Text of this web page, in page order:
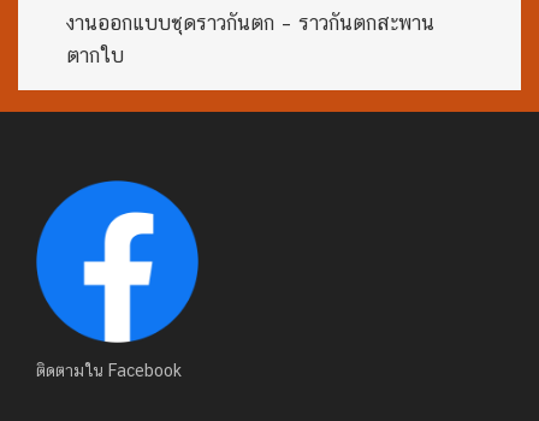
งานออกแบบชุดราวกันตก – ราวกันตกสะพาน
ตากใบ
ติดตามใน Facebook